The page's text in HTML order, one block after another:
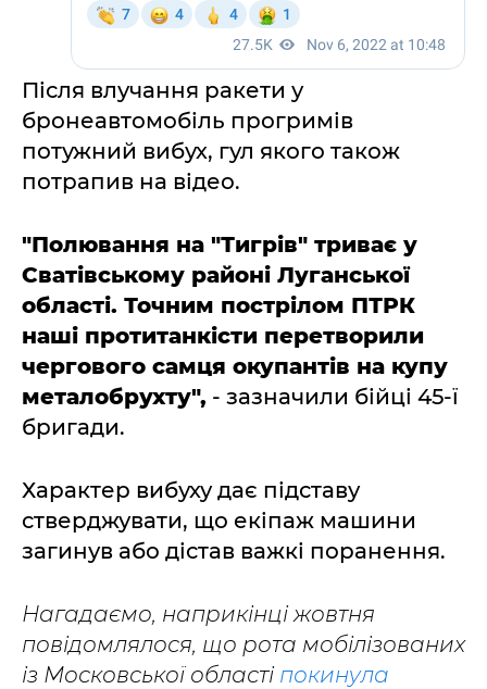
Після влучання ракети у
бронеавтомобіль прогримів
потужний вибух, гул якого також
потрапив на відео.
"Полювання на "Тигрів" триває у
Сватівському районі Луганської
області. Точним пострілом ПТРК
наші протитанкісти перетворили
чергового самця окупантів на купу
металобрухту", - зазначили бійці 45-ї
бригади.
Характер вибуху дає підставу
стверджувати, що екіпаж машини
загинув або дістав важкі поранення.
Нагадаємо, наприкінці жовтня
повідомлялося, що рота мобілізованих
із Московської області покинула